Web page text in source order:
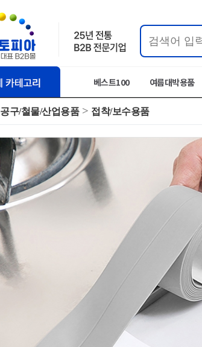
베스트100 여름대박용품
공구/철물/산업용품 접착/보수용품